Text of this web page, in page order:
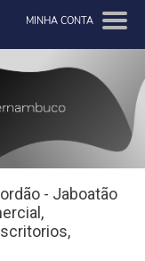
MINHA CONTA
- Jaboatão